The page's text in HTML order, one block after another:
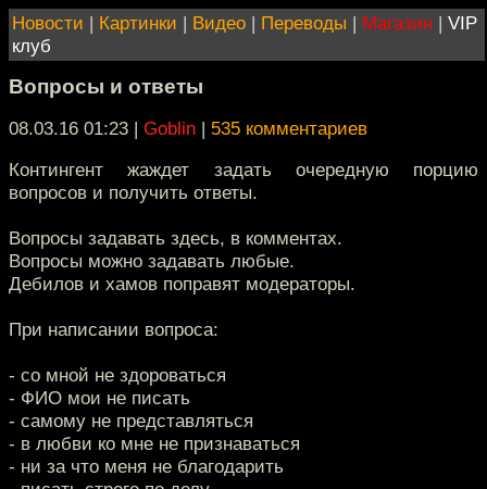
Новости | Картинки | Видео | Переводы | Магазин | VIP
клуб
Вопросы и ответы
08.03.16 01:23 | Goblin | 535 комментариев
Контингент жаждет задать очередную порцию
вопросов и получить ответы.
Вопросы задавать здесь, в комментах.
Вопросы можно задавать любые.
Дебилов и хамов поправят модераторы.
При написании вопроса:
- со мной не здороваться
- ФИО мои не писать
- самому не представляться
- в любви ко мне не признаваться
- ни за что меня не благодарить